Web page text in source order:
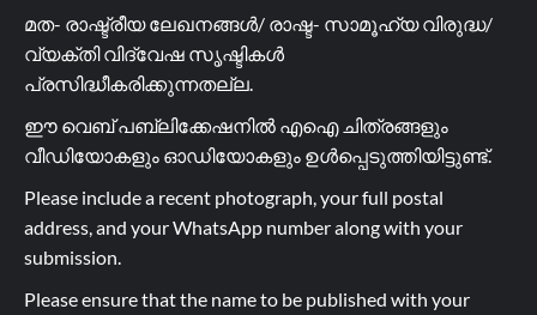
മത- രാഷ്ട്രീയ ലേഖനങ്ങൾ/ രാഷ്ട- സാമൂഹ്യ വിരുദ്ധ/
വ്യക്തി വിദ്വേഷ സൃഷ്ടികൾ
പ്രസിദ്ധീകരിക്കുന്നതല്ല.
ഈ വെബ് പബ്ലിക്കേഷനിൽ എഐ ചിത്രങ്ങളും
വീഡിയോകളും ഓഡിയോകളും ഉൾപ്പെടുത്തിയിട്ടുണ്ട്.
Please include a recent photograph, your full postal
address, and your WhatsApp number along with your
submission.
Please ensure that the name to be published with your